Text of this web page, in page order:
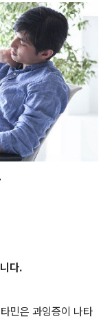
다.
민은 과잉증이 나타